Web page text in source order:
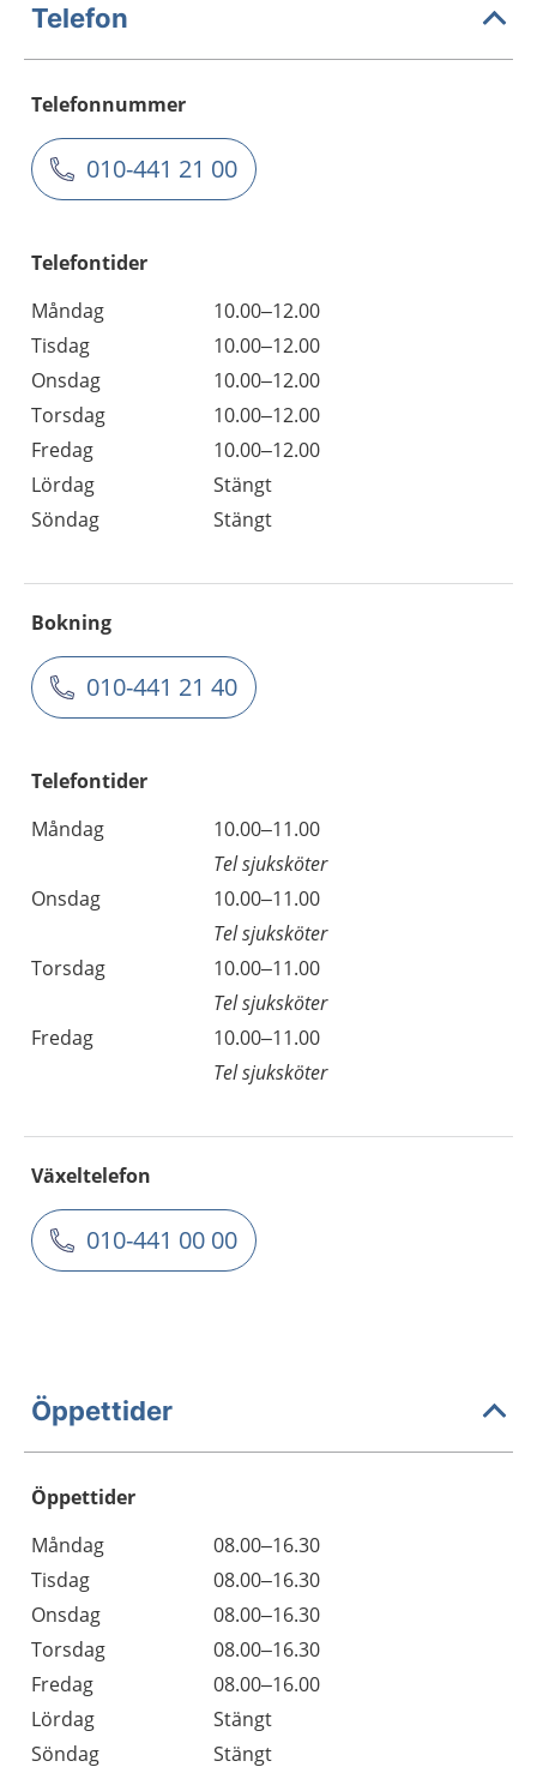
Telefon
Telefonnummer
010-441 21 00
Telefontider
Måndag
10.00–12.00
Tisdag
10.00–12.00
Onsdag
10.00–12.00
Torsdag
10.00–12.00
Fredag
10.00–12.00
Lördag
Stängt
Söndag
Stängt
Bokning
010-441 21 40
Telefontider
Måndag
10.00–11.00
Tel sjuksköter
Onsdag
10.00–11.00
Tel sjuksköter
Torsdag
10.00–11.00
Tel sjuksköter
Fredag
10.00–11.00
Tel sjuksköter
Växeltelefon
010-441 00 00
Öppettider
Öppettider
Dag
Öppettider
Kommentarer
Måndag
08.00–16.30
Tisdag
08.00–16.30
Onsdag
08.00–16.30
Torsdag
08.00–16.30
Fredag
08.00–16.00
Lördag
Stängt
Söndag
Stängt